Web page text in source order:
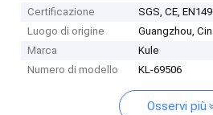
Certificazione
SGS, CE,
Luogo di origine
Guangzhou,
Marca
Kule
Numero di modello
KL-69506
Osservi più